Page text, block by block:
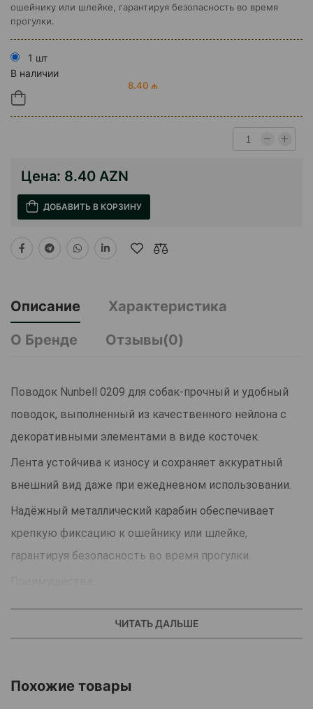
ошейнику или шлейке, гарантируя безопасность во время
прогулки.
1 шт
В наличии
8.40 ₼
Цена: 8.40 AZN
ДОБАВИТЬ В КОРЗИНУ
Описание
Характеристика
О Бренде
Отзывы(0)
Поводок Nunbell 0209 для собак-прочный и удобный
поводок, выполненный из качественного нейлона с
декоративными элементами в виде косточек.
Лента устойчива к износу и сохраняет аккуратный
внешний вид даже при ежедневном использовании.
Надёжный металлический карабин обеспечивает
крепкую фиксацию к ошейнику или шлейке,
гарантируя безопасность во время прогулки.
Легкий, удобный и приятный в использовании
ЧИТАТЬ ДАЛЬШЕ
Похожие товары